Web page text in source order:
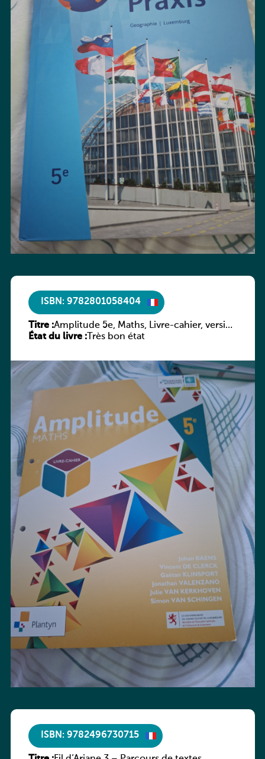
ISBN: 9782801058404
Titre :Amplitude 5e, Maths, Livre-cahier, version
luxembourgeoise
État du livre :Très bon état
ISBN: 9782496730715